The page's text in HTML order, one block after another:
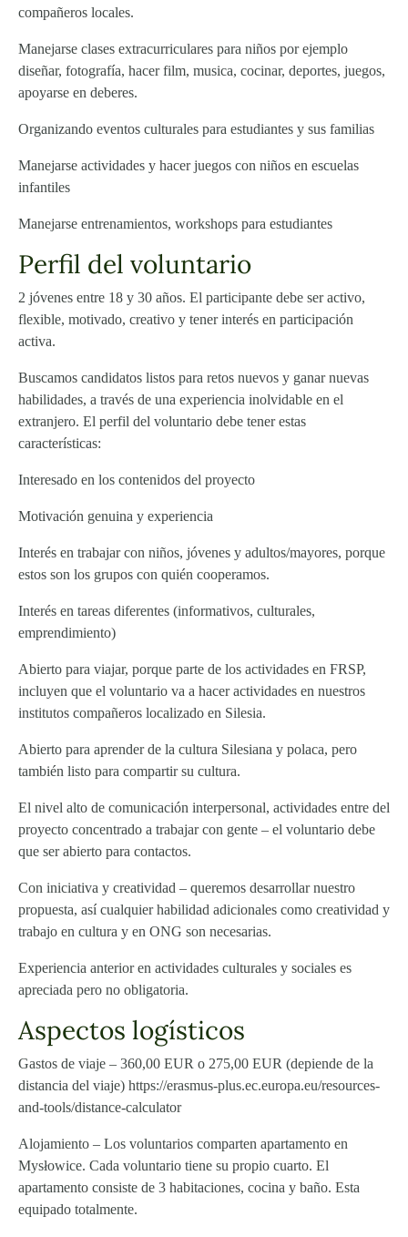
compañeros locales.
Manejarse clases extracurriculares para niños por ejemplo
diseñar, fotografía, hacer film, musica, cocinar, deportes, juegos,
apoyarse en deberes.
Organizando eventos culturales para estudiantes y sus familias
Manejarse actividades y hacer juegos con niños en escuelas
infantiles
Manejarse entrenamientos, workshops para estudiantes
Perfil del voluntario
2 jóvenes entre 18 y 30 años. El participante debe ser activo,
flexible, motivado, creativo y tener interés en participación
activa.
Buscamos candidatos listos para retos nuevos y ganar nuevas
habilidades, a través de una experiencia inolvidable en el
extranjero. El perfil del voluntario debe tener estas
características:
Interesado en los contenidos del proyecto
Motivación genuina y experiencia
Interés en trabajar con niños, jóvenes y adultos/mayores, porque
estos son los grupos con quién cooperamos.
Interés en tareas diferentes (informativos, culturales,
emprendimiento)
Abierto para viajar, porque parte de los actividades en FRSP,
incluyen que el voluntario va a hacer actividades en nuestros
institutos compañeros localizado en Silesia.
Abierto para aprender de la cultura Silesiana y polaca, pero
también listo para compartir su cultura.
El nivel alto de comunicación interpersonal, actividades entre del
proyecto concentrado a trabajar con gente – el voluntario debe
que ser abierto para contactos.
Con iniciativa y creatividad – queremos desarrollar nuestro
propuesta, así cualquier habilidad adicionales como creatividad y
trabajo en cultura y en ONG son necesarias.
Experiencia anterior en actividades culturales y sociales es
apreciada pero no obligatoria.
Aspectos logísticos
Gastos de viaje – 360,00 EUR o 275,00 EUR (depiende de la
distancia del viaje) https://erasmus-plus.ec.europa.eu/resources-
and-tools/distance-calculator
Alojamiento – Los voluntarios comparten apartamento en
Mysłowice. Cada voluntario tiene su propio cuarto. El
apartamento consiste de 3 habitaciones, cocina y baño. Esta
equipado totalmente.